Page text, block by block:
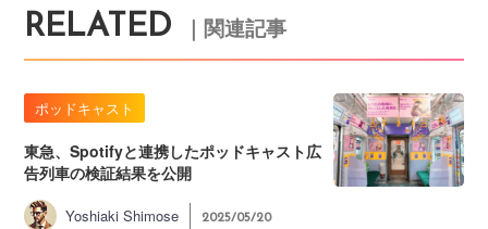
RELATED ｜関連記事
ポッドキャスト
東急、Spotifyと連携したポッドキャスト広
告列車の検証結果を公開
Yoshiaki Shimose 2025/05/20